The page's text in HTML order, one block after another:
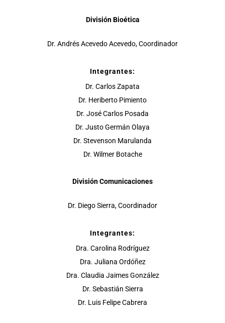
División Bioética
Dr. Andrés Acevedo Acevedo, Coordinador
Integrantes:
Dr. Carlos Zapata
Dr. Heriberto Pimiento
Dr. José Carlos Posada
Dr. Justo Germán Olaya
Dr. Stevenson Marulanda
Dr. Wilmer Botache
División Comunicaciones
Dr. Diego Sierra, Coordinador
Integrantes:
Dra. Carolina Rodríguez
Dra. Juliana Ordóñez
Dra. Claudia Jaimes González
Dr. Sebastián Sierra
Dr. Luis Felipe Cabrera